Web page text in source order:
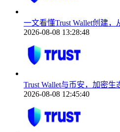
一文看懂Trust Wallet创建
2026-08-08 13:28:48
Trust Wallet与币安，加密
2026-08-08 12:45:40